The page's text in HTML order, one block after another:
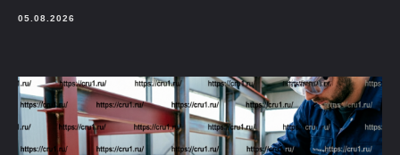
05.08.2026